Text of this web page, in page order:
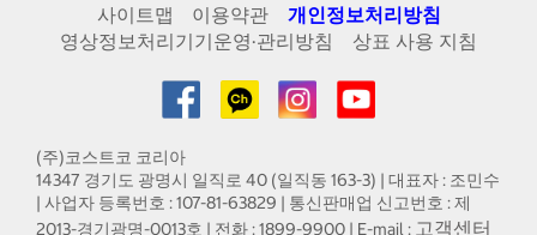
사이트맵 이용약관
개인정보처리방침
영상정보처리기기운영·관리방침
상표 사용 지침
(주)코스트코 코리아
14347 경기도 광명시 일직로 40 (일직동 163-3) | 대표자 : 조민수
| 사업자 등록번호 : 107-81-63829 | 통신판매업 신고번호 : 제
2013-경기광명-0013호 | 전화 : 1899-9900 | E-mail : 고객센터